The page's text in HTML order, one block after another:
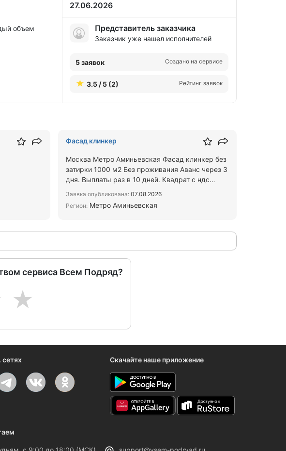
объем
27.06.2026
Представитель заказчика
Заказчик уже нашел исполнителей
5 заявок Создано на сервисе
3.5 / 5 (2) Рейтинг заявок
Фасад клинкер
Москва Метро Аминьевская Фасад клинкер без
затирки 1000 м2 Без проживания Аванс через 3
дня. Выплаты раз в 10 дней. Квадрат с ндс
Заявка опубликована:07.08.2026
Регион:Метро Аминьевская
сервиса Всем Подряд?
5
Скачайте наше приложение